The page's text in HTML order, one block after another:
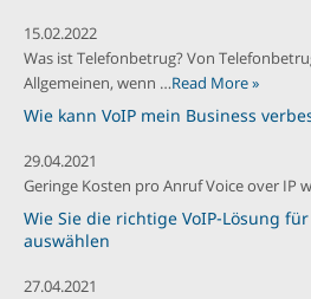
15.02.2022
Was ist Telefonbetrug? Von
Allgemeinen, wenn …Read More »
Wie kann VoIP mein Business
29.04.2021
Geringe Kosten pro Anruf Voice over IP
Wie Sie die richtige VoIP-Lösung
auswählen
27.04.2021